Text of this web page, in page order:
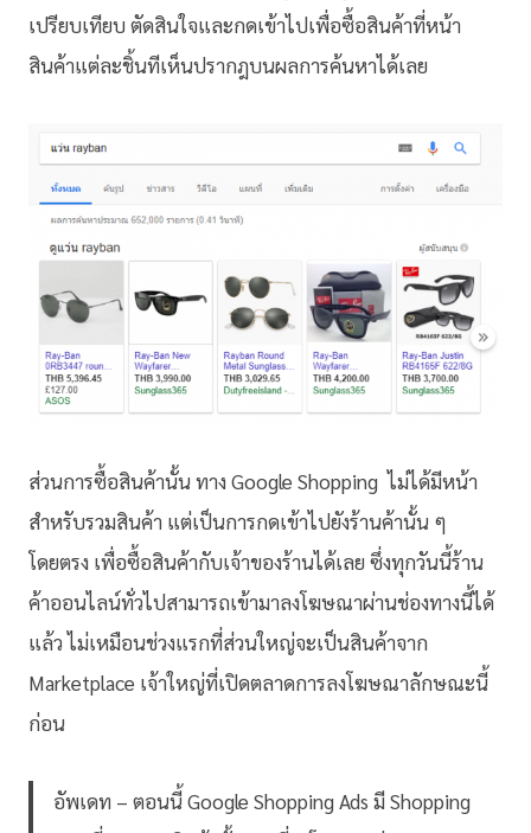
เปรียบเทียบ ตัดสินใจและกดเข้าไปเพื่อซื้อสินค้าที่หน้า
สินค้าแต่ละชิ้นทีเห็นปรากฎบนผลการค้นหาได้เลย
ส่วนการซื้อสินค้านั้น ทาง Google Shopping ไม่ได้มีหน้า
สำหรับรวมสินค้า แต่เป็นการกดเข้าไปยังร้านค้านั้น ๆ
โดยตรง เพื่อซื้อสินค้ากับเจ้าของร้านได้เลย ซึ่งทุกวันนี้ร้าน
ค้าออนไลน์ทั่วไปสามารถเข้ามาลงโฆษณาผ่านช่องทางนี้ได้
แล้ว ไม่เหมือนช่วงแรกที่ส่วนใหญ่จะเป็นสินค้าจาก
Marketplace เจ้าใหญ่ที่เปิดตลาดการลงโฆษณาลักษณะนี้
ก่อน
อัพเดท – ตอนนี้ Google Shopping Ads มี Shopping